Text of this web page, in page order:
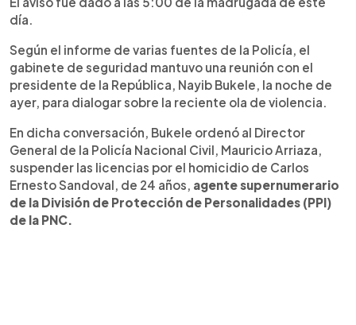
día.
Según el informe de varias fuentes de la Policía, el
gabinete de seguridad mantuvo una reunión con el
presidente de la República, Nayib Bukele, la noche de
ayer, para dialogar sobre la reciente ola de violencia.
En dicha conversación, Bukele ordenó al Director
General de la Policía Nacional Civil, Mauricio Arriaza,
suspender las licencias por el homicidio de Carlos
Ernesto Sandoval, de 24 años, agente supernumerario
de la División de Protección de Personalidades (PPI)
de la PNC.